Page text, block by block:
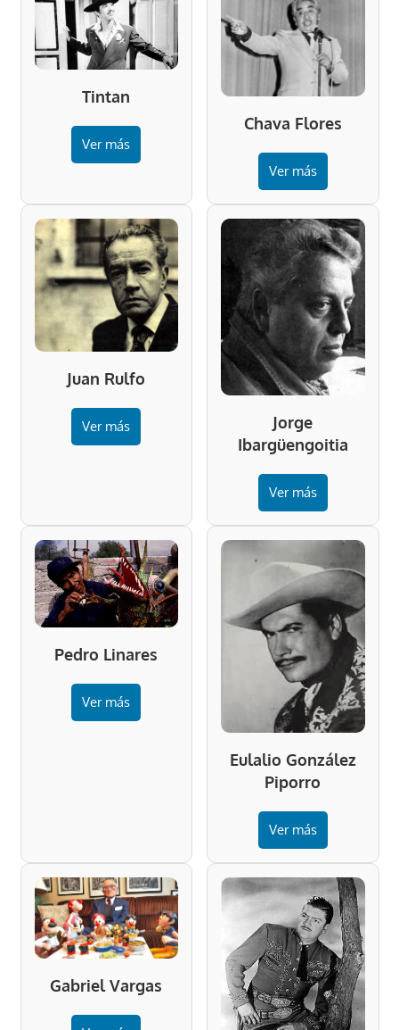
Tintan
Ver más
Chava Flores
Ver más
Juan Rulfo
Ver más
Jorge
Ibargüengoitia
Ver más
Pedro Linares
Ver más
Eulalio González
Piporro
Ver más
Gabriel Vargas